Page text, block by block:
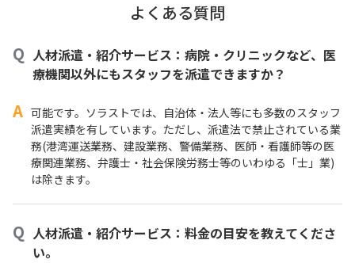
よくある質問
Q 人材派遣・紹介サービス：病院・クリニックなど、医
療機関以外にもスタッフを派遣できますか？
A 可能です。ソラストでは、自治体・法人等にも多数のスタッフ
派遣実績を有しています。ただし、派遣法で禁止されている業
務(港湾運送業務、建設業務、警備業務、医師・看護師等の医
療関連業務、弁護士・社会保険労務士等のいわゆる「士」業)
は除きます。
Q 人材派遣・紹介サービス：料金の目安を教えてくださ
い。